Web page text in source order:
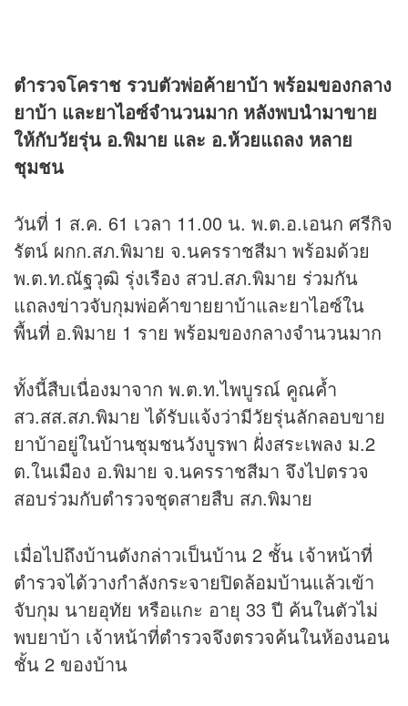
ตำรวจโคราช รวบตัวพ่อค้ายาบ้า พร้อมของกลาง
ยาบ้า และยาไอซ์จำนวนมาก หลังพบนำมาขาย
ให้กับวัยรุ่น อ.พิมาย และ อ.ห้วยแถลง หลาย
ชุมชน
วันที่ 1 ส.ค. 61 เวลา 11.00 น. พ.ต.อ.เอนก ศรีกิจ
รัตน์ ผกก.สภ.พิมาย จ.นครราชสีมา พร้อมด้วย
พ.ต.ท.ณัฐวุฒิ รุ่งเรือง สวป.สภ.พิมาย ร่วมกัน
แถลงข่าวจับกุมพ่อค้าขายยาบ้าและยาไอซ์ใน
พื้นที่ อ.พิมาย 1 ราย พร้อมของกลางจำนวนมาก
ทั้งนี้สืบเนื่องมาจาก พ.ต.ท.ไพบูรณ์ คูณค้ำ
สว.สส.สภ.พิมาย ได้รับแจ้งว่ามีวัยรุ่นลักลอบขาย
ยาบ้าอยู่ในบ้านชุมชนวังบูรพา ฝั่งสระเพลง ม.2
ต.ในเมือง อ.พิมาย จ.นครราชสีมา จึงไปตรวจ
สอบร่วมกับตำรวจชุดสายสืบ สภ.พิมาย
เมื่อไปถึงบ้านดังกล่าวเป็นบ้าน 2 ชั้น เจ้าหน้าที่
ตำรวจได้วางกำลังกระจายปิดล้อมบ้านแล้วเข้า
จับกุม นายอุทัย หรือแกะ อายุ 33 ปี ค้นในตัวไม่
พบยาบ้า เจ้าหน้าที่ตำรวจจึงตรวจค้นในห้องนอน
ชั้น 2 ของบ้าน